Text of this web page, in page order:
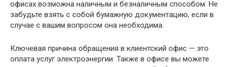
офисах возможна наличным и безналичным способом. Не
забудьте взять с собой бумажную документацию, если в
случае с вашим вопросом она необходима.
Ключевая причина обращения в клиентский офис — это
оплата услуг электроэнергии. Также в офисе вы можете